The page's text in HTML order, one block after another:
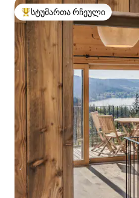
სტუმართა რჩეული მოწინავე
სტუმართა რჩეული